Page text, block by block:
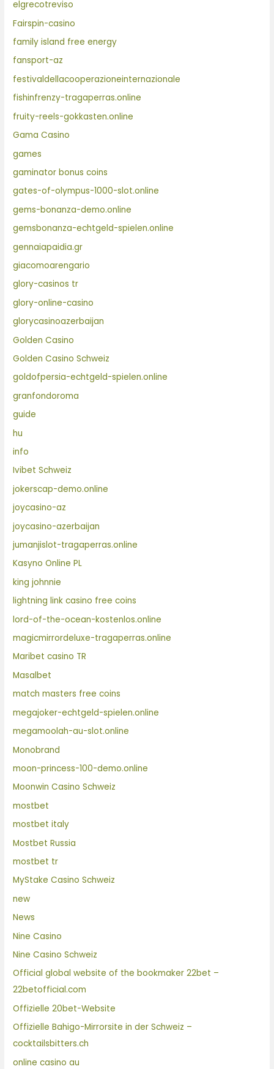
elgrecotreviso
Fairspin-casino
family island free energy
fansport-az
festivaldellacooperazioneinternazionale
fishinfrenzy-tragaperras.online
fruity-reels-gokkasten.online
Gama Casino
games
gaminator bonus coins
gates-of-olympus-1000-slot.online
gems-bonanza-demo.online
gemsbonanza-echtgeld-spielen.online
gennaiapaidia.gr
giacomoarengario
glory-casinos tr
glory-online-casino
glorycasinoazerbaijan
Golden Casino
Golden Casino Schweiz
goldofpersia-echtgeld-spielen.online
granfondoroma
guide
hu
info
Ivibet Schweiz
jokerscap-demo.online
joycasino-az
joycasino-azerbaijan
jumanjislot-tragaperras.online
Kasyno Online PL
king johnnie
lightning link casino free coins
lord-of-the-ocean-kostenlos.online
magicmirrordeluxe-tragaperras.online
Maribet casino TR
Masalbet
match masters free coins
megajoker-echtgeld-spielen.online
megamoolah-au-slot.online
Monobrand
moon-princess-100-demo.online
Moonwin Casino Schweiz
mostbet
mostbet italy
Mostbet Russia
mostbet tr
MyStake Casino Schweiz
new
News
Nine Casino
Nine Casino Schweiz
Official global website of the bookmaker 22bet –
22betofficial.com
Offizielle 20bet-Website
Offizielle Bahigo-Mirrorsite in der Schweiz –
cocktailsbitters.ch
online casino au